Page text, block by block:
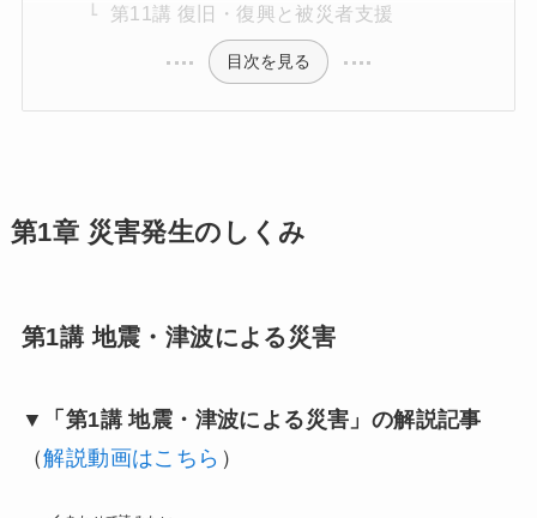
第11講 復旧・復興と被災者支援
目次を見る
第1章 災害発生のしくみ
第1講 地震・津波による災害
▼「第1講 地震・津波による災害」の解説記事
（解説動画はこちら ）